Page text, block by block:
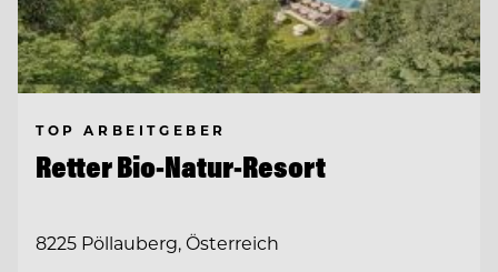
TOP ARBEITGEBER
Retter Bio-Natur-Resort
8225 Pöllauberg, Österreich